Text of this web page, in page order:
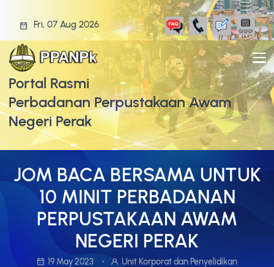
Fri, 07 Aug 2026
Portal Rasmi
Perbadanan Perpustakaan Awam
Negeri Perak
JOM BACA BERSAMA UNTUK
10 MINIT PERBADANAN
PERPUSTAKAAN AWAM
NEGERI PERAK
19 May 2023 Unit Korporat dan Penyelidikan